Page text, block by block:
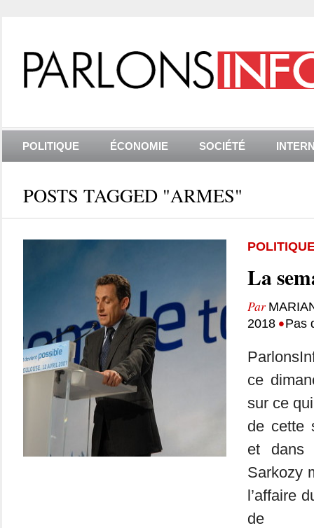
POLITIQUE ÉCONOMIE SOCIÉTÉ
POSTS TAGGED "ARMES"
La
Par
2018 •Pas
ce
sur ce
de cette
et dans
Sarkozy
l’affaire
de